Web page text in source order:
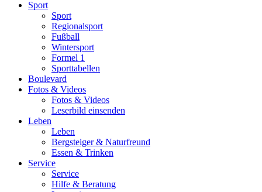
Sport
Sport
Regionalsport
Fußball
Wintersport
Formel 1
Sporttabellen
Boulevard
Fotos & Videos
Fotos & Videos
Leserbild einsenden
Leben
Leben
Bergsteiger & Naturfreund
Essen & Trinken
Service
Service
Hilfe & Beratung